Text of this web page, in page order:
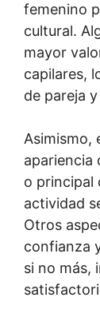
femenino
cultural.
mayor
capilares,
de pareja
Asimismo,
apariencia
o principal
actividad
Otros
confianza
si no más,